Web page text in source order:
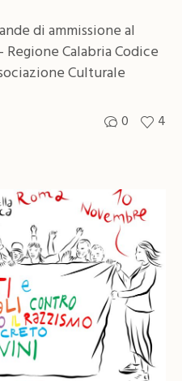
di ammissione al
Calabria Codice
Culturale
0 4